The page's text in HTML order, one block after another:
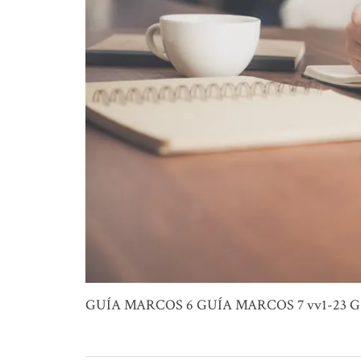
GUÍA MARCOS 6 GUÍA MARCOS 7 vv1-23